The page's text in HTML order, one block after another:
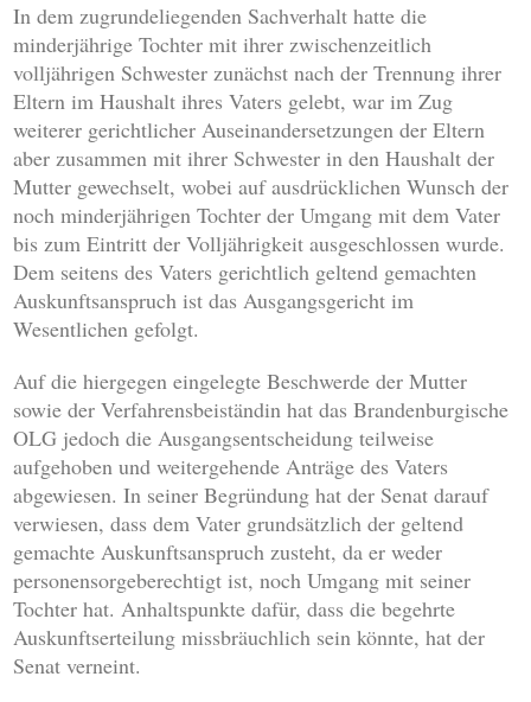
In dem zugrundeliegenden Sachverhalt hatte die
minderjährige Tochter mit ihrer zwischenzeitlich
volljährigen Schwester zunächst nach der Trennung ihrer
Eltern im Haushalt ihres Vaters gelebt, war im Zug
weiterer gerichtlicher Auseinandersetzungen der Eltern
aber zusammen mit ihrer Schwester in den Haushalt der
Mutter gewechselt, wobei auf ausdrücklichen Wunsch der
noch minderjährigen Tochter der Umgang mit dem Vater
bis zum Eintritt der Volljährigkeit ausgeschlossen wurde.
Dem seitens des Vaters gerichtlich geltend gemachten
Auskunftsanspruch ist das Ausgangsgericht im
Wesentlichen gefolgt.
Auf die hiergegen eingelegte Beschwerde der Mutter
sowie der Verfahrensbeiständin hat das Brandenburgische
OLG jedoch die Ausgangsentscheidung teilweise
aufgehoben und weitergehende Anträge des Vaters
abgewiesen. In seiner Begründung hat der Senat darauf
verwiesen, dass dem Vater grundsätzlich der geltend
gemachte Auskunftsanspruch zusteht, da er weder
personensorgeberechtigt ist, noch Umgang mit seiner
Tochter hat. Anhaltspunkte dafür, dass die begehrte
Auskunftserteilung missbräuchlich sein könnte, hat der
Senat verneint.